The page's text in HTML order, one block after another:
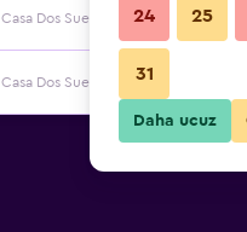
Casa Dos Suecos tedarikçisi
Casa Dos Suecos tedarikçisi
24 25
31
Daha ucuz